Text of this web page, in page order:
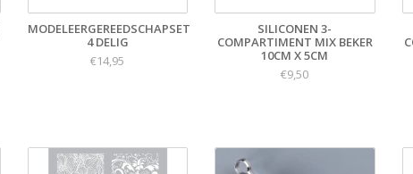
MODELEERGEREEDSCHAPSET
4 DELIG
€14,95
SILICONEN 3-
COMPARTIMENT MIX BEKER
10CM X 5CM
€9,50